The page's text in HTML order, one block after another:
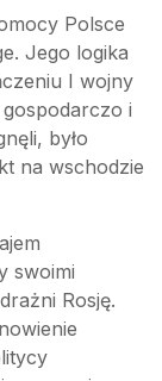
Polsce
Jego logika
I wojny
i
było
na wschodzie
swoimi
Rosję.